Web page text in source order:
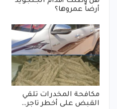
أرضاً عمروها؟
مكافحة المخدرات تلقي
القبض على أخطر تاجر…